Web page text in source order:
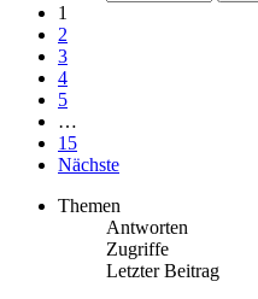
1
2
3
4
5
…
15
Nächste
Themen
Antworten
Zugriffe
Letzter Beitrag